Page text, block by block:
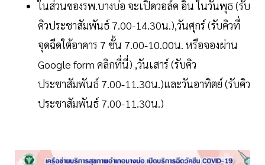
ในส่วนของรพ.บางบ่อ จะเปิดวอล์ค อิน ในวันพุธ (รับ
คิวประชาสัมพันธ์ 7.00-14.30น.),วันศุกร์ (รับคิวที่
จุดฉีดใต้อาคาร 7 ชั้น 7.00-10.00น. หรือจองผ่าน
Google form คลิกที่นี่) ,วันเสาร์ (รับคิว
ประชาสัมพันธ์ 7.00-11.30น.)และวันอาทิตย์ (รับคิว
ประชาสัมพันธ์ 7.00-11.30น.)